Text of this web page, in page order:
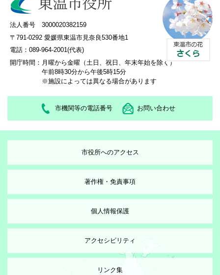
法人番号 3000020382159
〒791-0292 愛媛県東温市見奈良530番地1
電話：089-964-2001(代表)
開庁時間： 月曜から金曜（土日、祝日、年末年始を除く）
午前8時30分から午後5時15分
※施設によっては異なる場合があります
市機関等の電話番号 お問い合わせ
市役所へのアクセス
著作権・免責事項
個人情報保護
アクセシビリティ
リンク集